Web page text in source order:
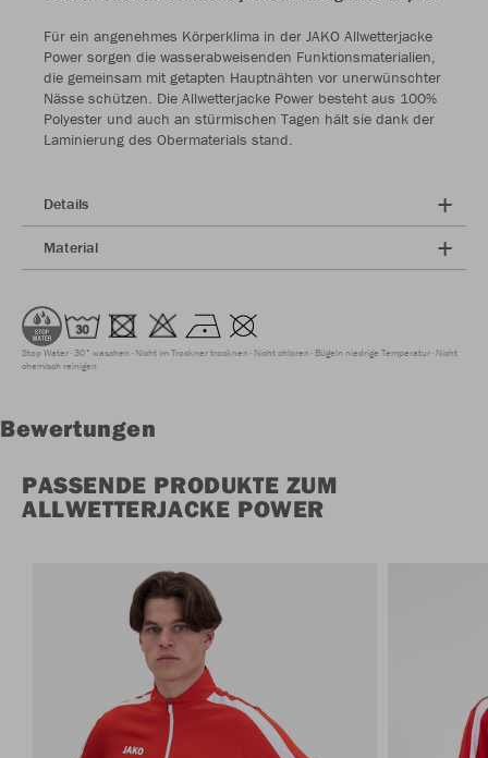
Für ein angenehmes Körperklima in der JAKO Allwetterjacke
Power sorgen die wasserabweisenden Funktionsmaterialien,
die gemeinsam mit getapten Hauptnähten vor unerwünschter
Nässe schützen. Die Allwetterjacke Power besteht aus 100%
Polyester und auch an stürmischen Tagen hält sie dank der
Laminierung des Obermaterials stand.
Details
Material
Stop Water 30° waschen Nicht im Trockner trocknen Nicht chloren Bügeln niedrige Temperatur Nicht
chemisch reinigen
Bewertungen
PASSENDE PRODUKTE ZUM
ALLWETTERJACKE POWER